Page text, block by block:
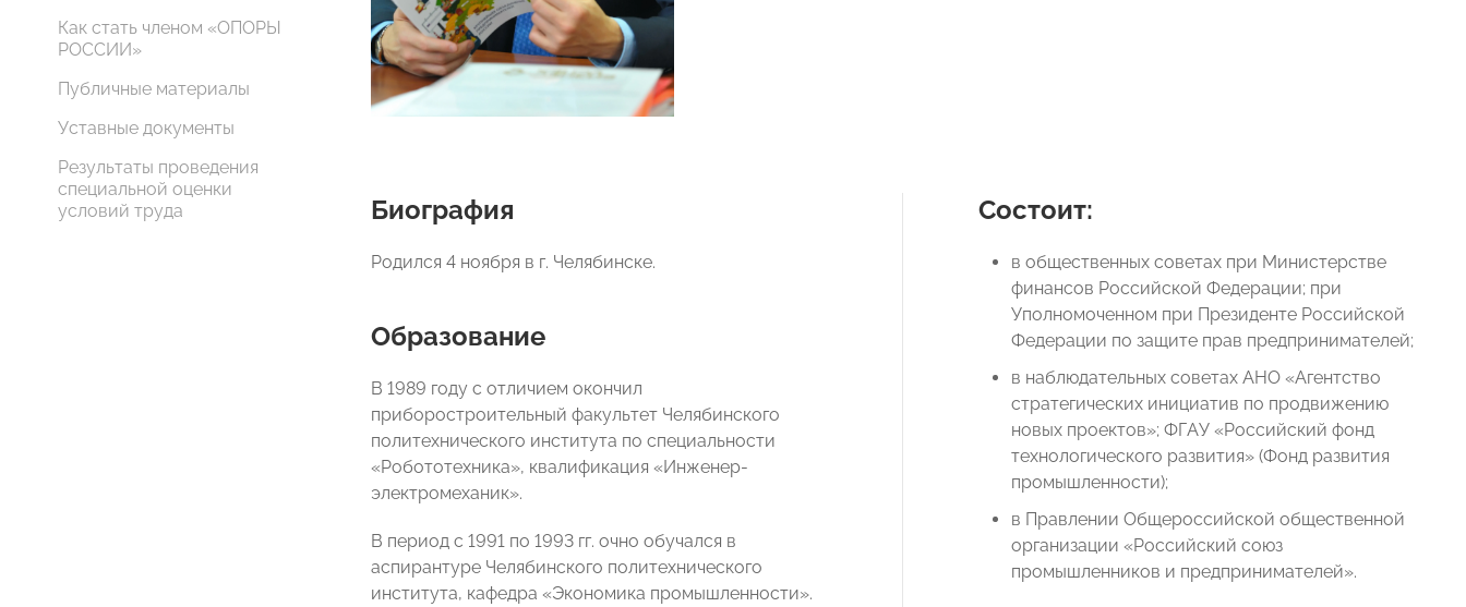
Как стать членом «ОПОРЫ
РОССИИ»
Публичные материалы
Уставные документы
Результаты проведения
специальной оценки
условий труда
Биография
Родился 4 ноября в г. Челябинске.
Образование
В 1989 году с отличием окончил
приборостроительный факультет Челябинского
политехнического института по специальности
«Робототехника», квалификация «Инженер-
электромеханик».
В период с 1991 по 1993 гг. очно обучался в
аспирантуре Челябинского политехнического
института, кафедра «Экономика промышленности».
Состоит:
в общественных советах при Министерстве
финансов Российской Федерации; при
Уполномоченном при Президенте Российской
Федерации по защите прав предпринимателей;
в наблюдательных советах АНО «Агентство
стратегических инициатив по продвижению
новых проектов»; ФГАУ «Российский фонд
технологического развития» (Фонд развития
промышленности);
в Правлении Общероссийской общественной
организации «Российский союз
промышленников и предпринимателей».